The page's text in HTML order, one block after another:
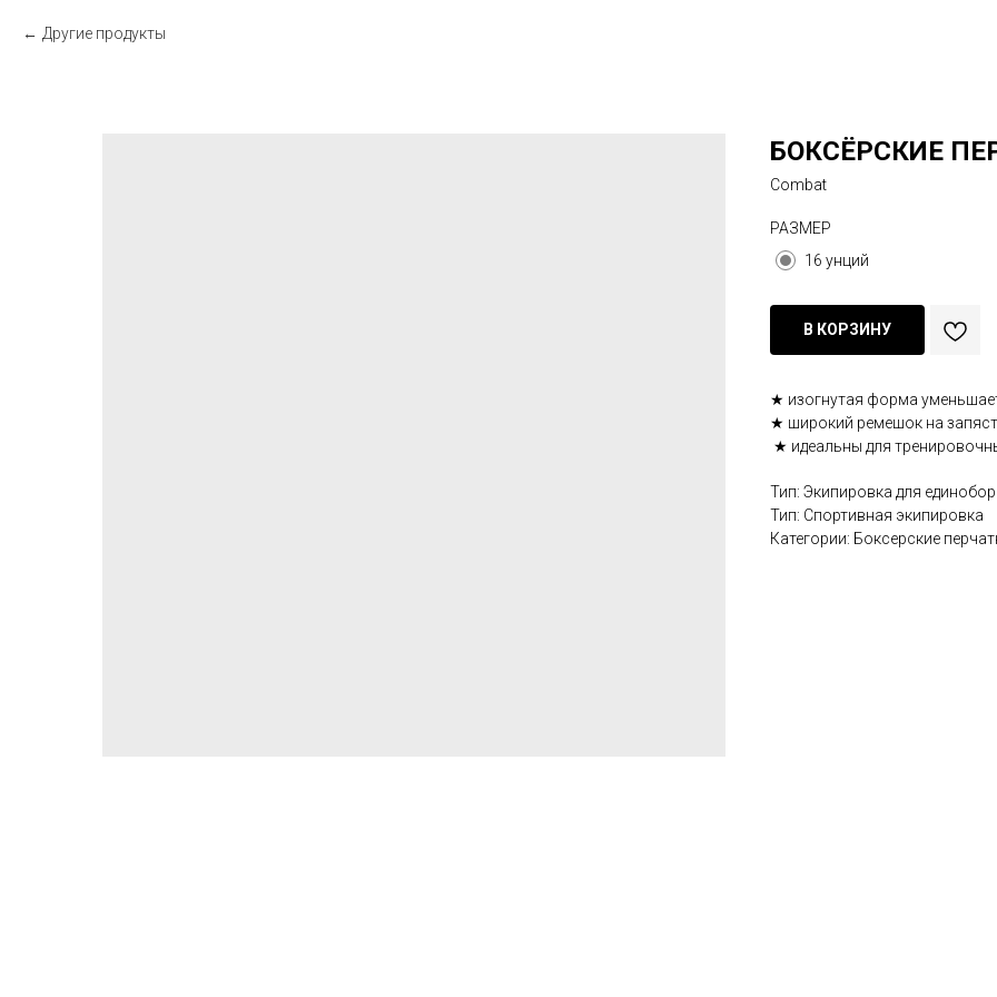
Другие продукты
БОКСЁРСКИЕ
Combat
РАЗМЕР
16 унций
В КОРЗИНУ
★ изогнутая форма
★ широкий ремешок на
★ идеальны для
Тип: Экипировка для
Тип: Спортивная экипировка
Категории: Боксерские